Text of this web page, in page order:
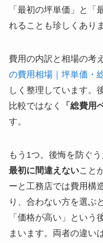
「最初の坪単価」と「
れることも珍しくあり
費用の内訳と相場の考
の費用相場｜坪単価・
しく整理しています。
比較ではなく
「総費用
す。
もう1つ。後悔を防ぐう
最初に間違えないこと
ーと工務店では費用構
り、合わない方を選ぶ
「価格が高い」という
まいます。両者の違い